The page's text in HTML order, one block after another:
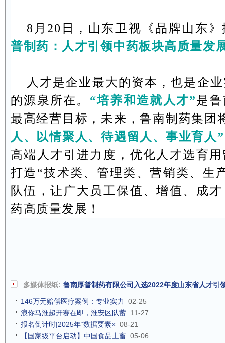
8 月 20 日，山东卫视《品牌山东
普制药：人才引领中药板块高质量发
人才是企业最大的资本，也是企
的源泉所在。 “培养和造就人才”是
最高经营目标，未来，鲁南制药集团
人、以情聚人、待遇留人、事业育人”
高端人才引进力度，优化人才选育
打造“技术类、管理类、营销类、生
队伍，让广大员工保值、增值、成
药高质量发展！
多媒体报纸: 鲁南厚普制药有限公司入选2022年度山东省人才引
146万元赔偿医疗案例：专业实力
02-25
浪你马淮超开赛在即，淮安区队蓄 11-27
报名倒计时|2025年“数据要素× 08-21
【国家级平台启动】中国食品土畜 05-06